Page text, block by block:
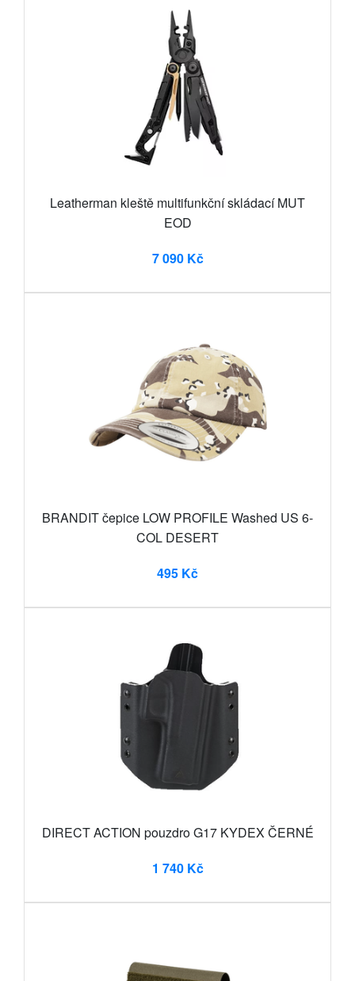
Leatherman kleště multifunkční skládací MUT
EOD
7 090 Kč
BRANDIT čepice LOW PROFILE Washed US 6-
COL DESERT
495 Kč
DIRECT ACTION pouzdro G17 KYDEX ČERNÉ
1 740 Kč